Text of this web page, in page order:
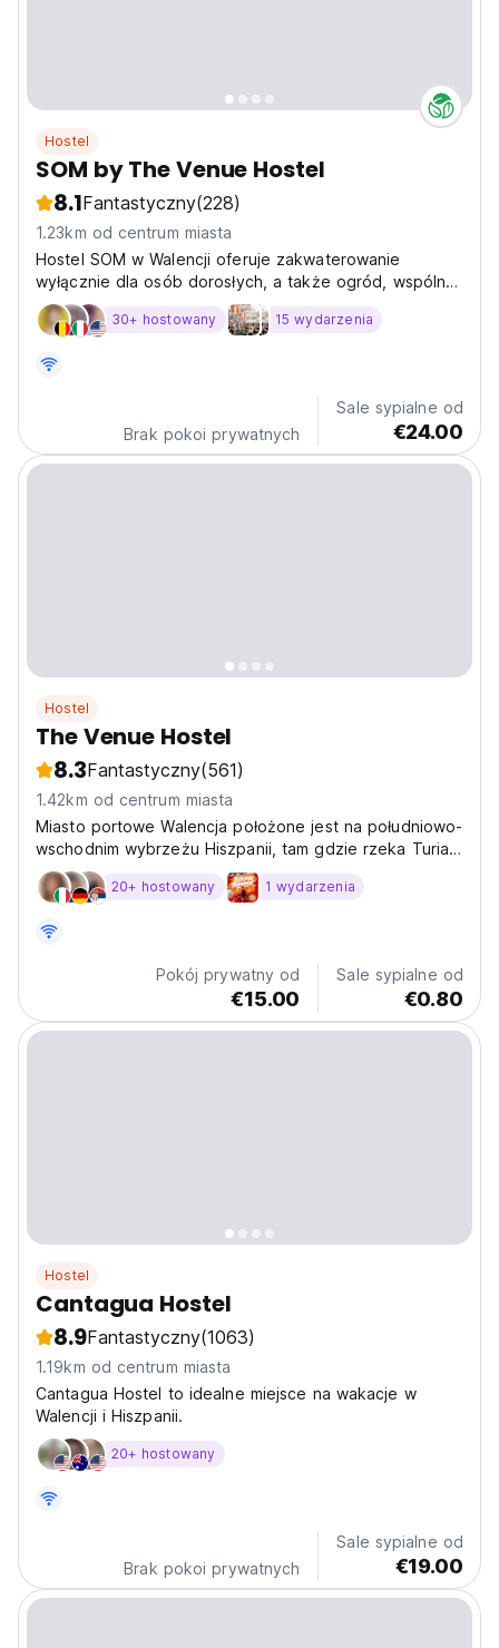
Hostel
SOM by The Venue Hostel
8.1Fantastyczny(228)
1.23km od centrum miasta
Hostel SOM w Walencji oferuje zakwaterowanie
wyłącznie dla osób dorosłych, a także ogród, wspólny
salon i taras. Obiekt zapewnia wieczorne występy
rozrywkowe i wspólną kuchnię.
30+ hostowany 15 wydarzenia
Brak pokoi prywatnych
Sale sypialne od
€24.00
Hostel
The Venue Hostel
8.3Fantastyczny(561)
1.42km od centrum miasta
Miasto portowe Walencja położone jest na południowo-
wschodnim wybrzeżu Hiszpanii, tam gdzie rzeka Turia
łączy się z Morzem Śródziemnym. Jest słynne z Miasta
Sztuki i Nauki.20+ hostowany 1 wydarzenia
Pokój prywatny od
€15.00
Sale sypialne od
€0.80
Hostel
Cantagua Hostel
8.9Fantastyczny(1063)
1.19km od centrum miasta
Cantagua Hostel to idealne miejsce na wakacje w
Walencji i Hiszpanii.
20+ hostowany
Brak pokoi prywatnych
Sale sypialne od
€19.00